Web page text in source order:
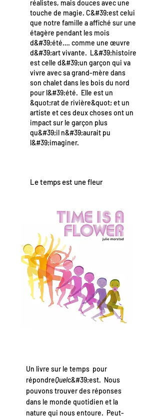
réalistes, mais douces avec une
touche de magie. C&#39;est celui
que notre famille a affiché sur une
étagère pendant les mois
d&#39;été…. comme une œuvre
d&#39;art vivante. L&#39;histoire
est celle d&#39;un garçon qui va
vivre avec sa grand-mère dans
son chalet dans les bois du nord
pour l&#39;été. Elle est un
&quot;rat de rivière&quot; et un
artiste et ces deux choses ont un
impact sur le garçon plus
qu&#39;il n&#39;aurait pu
l&#39;imaginer.
Le temps est une fleur
Un livre sur le temps pour
répondreQuelc&#39;est. Nous
pouvons trouver des réponses
dans le monde quotidien et la
nature qui nous entoure. Peut-